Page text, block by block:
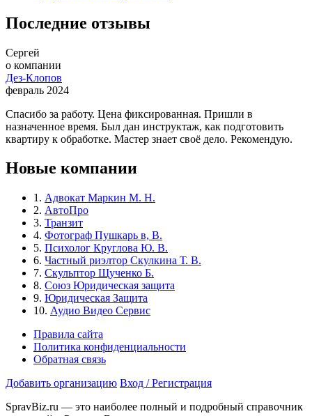
Последние отзывы
Сергей
о компании
Дез-Клопов
февраль 2024
Спасибо за работу. Цена фиксированная. Пришли в
назначенное время. Был дан инструктаж, как подготовить
квартиру к обработке. Мастер знает своё дело. Рекомендую.
Новые компании
1. Адвокат Маркин М. Н.
2. АвтоПро
3. Транзит
4. Фотограф Пушкарь в, В.
5. Психолог Круглова Ю. В.
6. Частный риэлтор Скулкина Т. В.
7. Скульптор Щученко Б.
8. Союз Юридическая защита
9. Юридическая Защита
10. Аудио Видео Сервис
Правила сайта
Политика конфиденциальности
Обратная связь
Добавить организацию Вход / Регистрация
SpravBiz.ru — это наиболее полный и подробный справочник